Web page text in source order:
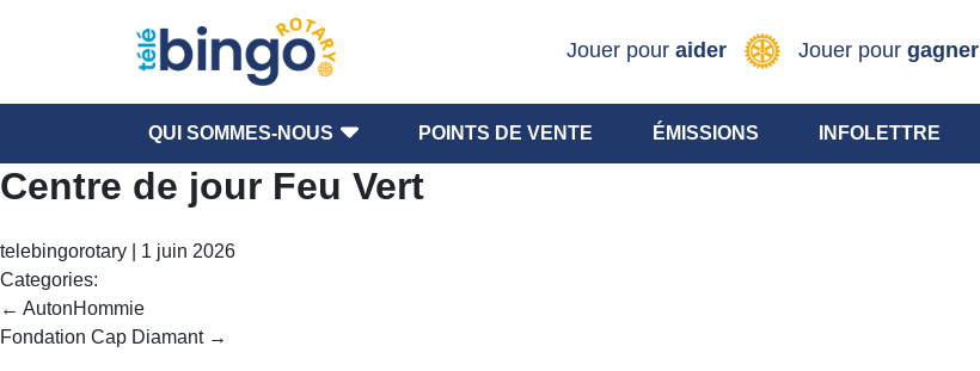
Jouer pour aider Jouer pour gagner
QUI SOMMES-NOUS POINTS DE VENTE ÉMISSIONS INFOLETTRE
Centre de jour Feu Vert
telebingorotary
1 juin 2026
Categories:
Navigation
de
← AutonHommie
Fondation Cap Diamant →